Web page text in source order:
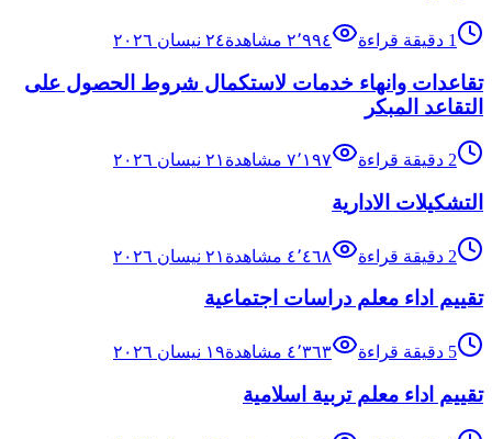
1 دقيقة قراءة ٢٬٩٩٤ مشاهدة٢٤ نيسان ٢٠٢٦
تقاعدات وانهاء خدمات لاستكمال شروط الحصول على
التقاعد المبكر
2 دقيقة قراءة ٧٬١٩٧ مشاهدة ٢١ نيسان ٢٠٢٦
التشكيلات الادارية
2 دقيقة قراءة ٤٬٤٦٨ مشاهدة ٢١ نيسان ٢٠٢٦
تقييم اداء معلم دراسات اجتماعية
5 دقيقة قراءة ٤٬٣٦٣ مشاهدة١٩ نيسان ٢٠٢٦
تقييم اداء معلم تربية اسلامية